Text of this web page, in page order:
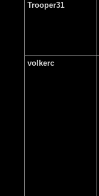
Trooper31
volkerc